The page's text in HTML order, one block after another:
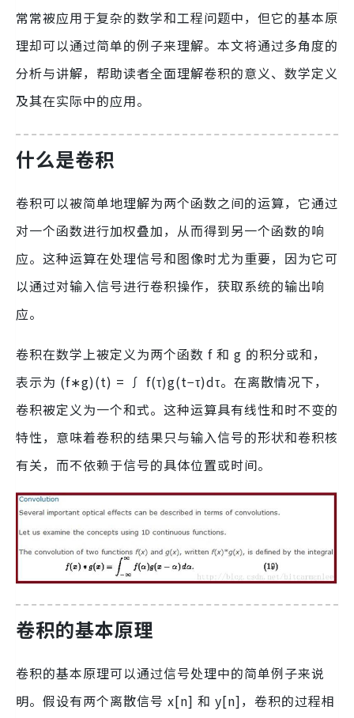
常常被应用于复杂的数学和工程问题中，但它的基本原
理却可以通过简单的例子来理解。本文将通过多角度的
分析与讲解，帮助读者全面理解卷积的意义、数学定义
及其在实际中的应用。
什么是卷积
卷积可以被简单地理解为两个函数之间的运算，它通过
对一个函数进行加权叠加，从而得到另一个函数的响
应。这种运算在处理信号和图像时尤为重要，因为它可
以通过对输入信号进行卷积操作，获取系统的输出响
应。
卷积在数学上被定义为两个函数 f 和 g 的积分或和，
表示为 (f∗g)(t) = ∫ f(τ)g(t−τ)dτ。在离散情况下，
卷积被定义为一个和式。这种运算具有线性和时不变的
特性，意味着卷积的结果只与输入信号的形状和卷积核
有关，而不依赖于信号的具体位置或时间。
卷积的基本原理
卷积的基本原理可以通过信号处理中的简单例子来说
明。假设有两个离散信号 x[n] 和 y[n]，卷积的过程相